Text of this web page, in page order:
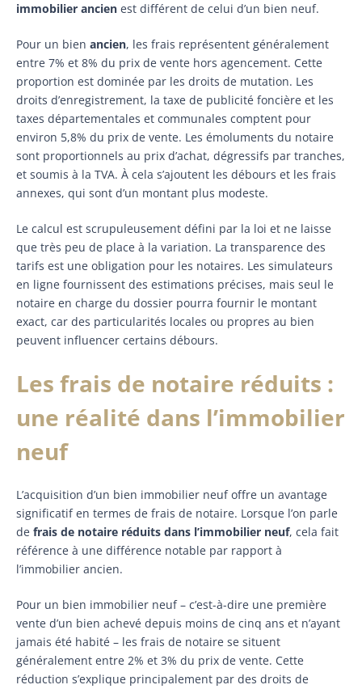
immobilier ancien est différent de celui d’un bien neuf.
Pour un bien ancien, les frais représentent généralement
entre 7% et 8% du prix de vente hors agencement. Cette
proportion est dominée par les droits de mutation. Les
droits d’enregistrement, la taxe de publicité foncière et les
taxes départementales et communales comptent pour
environ 5,8% du prix de vente. Les émoluments du notaire
sont proportionnels au prix d’achat, dégressifs par tranches,
et soumis à la TVA. À cela s’ajoutent les débours et les frais
annexes, qui sont d’un montant plus modeste.
Le calcul est scrupuleusement défini par la loi et ne laisse
que très peu de place à la variation. La transparence des
tarifs est une obligation pour les notaires. Les simulateurs
en ligne fournissent des estimations précises, mais seul le
notaire en charge du dossier pourra fournir le montant
exact, car des particularités locales ou propres au bien
peuvent influencer certains débours.
Les frais de notaire réduits :
une réalité dans l’immobilier
neuf
L’acquisition d’un bien immobilier neuf offre un avantage
significatif en termes de frais de notaire. Lorsque l’on parle
de frais de notaire réduits dans l’immobilier neuf, cela fait
référence à une différence notable par rapport à
l’immobilier ancien.
Pour un bien immobilier neuf – c’est-à-dire une première
vente d’un bien achevé depuis moins de cinq ans et n’ayant
jamais été habité – les frais de notaire se situent
généralement entre 2% et 3% du prix de vente. Cette
réduction s’explique principalement par des droits de